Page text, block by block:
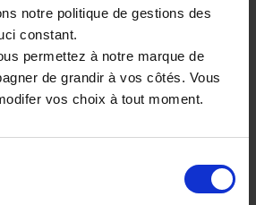
notre politique de gestions des
constant.
permettez à notre marque de
de grandir à vos côtés. Vous
vos choix à tout moment.